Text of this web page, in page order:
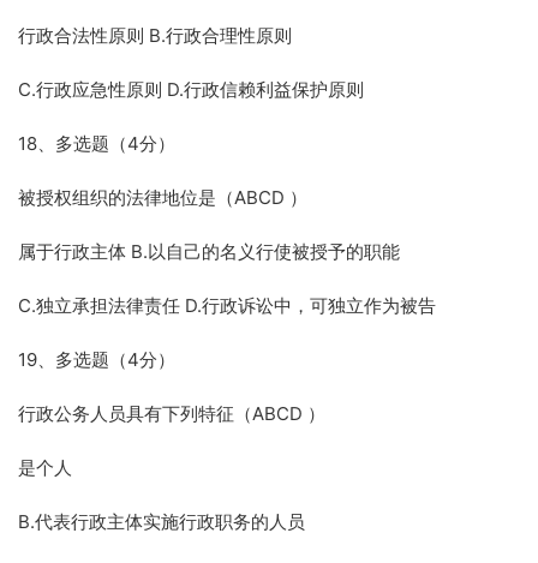
行政合法性原则 B.行政合理性原则
C.行政应急性原则 D.行政信赖利益保护原则
18、多选题（4分）
被授权组织的法律地位是（ABCD ）
属于行政主体 B.以自己的名义行使被授予的职能
C.独立承担法律责任 D.行政诉讼中，可独立作为被告
19、多选题（4分）
行政公务人员具有下列特征（ABCD ）
是个人
B.代表行政主体实施行政职务的人员